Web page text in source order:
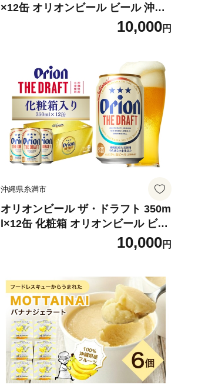
×12缶 オリオンビール ビール 沖縄
10,000円
沖縄県糸満市
オリオンビール ザ・ドラフト 350m
l×12缶 化粧箱 オリオンビール ビー
10,000円